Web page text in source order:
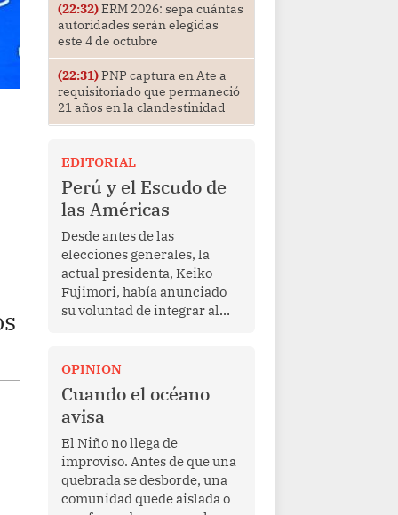
(22:32)ERM 2026: sepa cuántas
autoridades serán elegidas
este 4 de octubre
(22:31)PNP captura en Ate a
requisitoriado que permaneció
21 años en la clandestinidad
EDITORIAL
Perú y el Escudo de
las Américas
Desde antes de las
elecciones generales, la
actual presidenta, Keiko
Fujimori, había anunciado
su voluntad de integrar al
en marzo de este año por el
mandatario estadounidense
Donald Trump, con el fin de
enfrentar al crimen
transnacional organizado y
al tráfico de drogas.
OPINION
Cuando el océano
avisa
El Niño no llega de
improviso. Antes de que una
quebrada se desborde, una
comunidad quede aislada o